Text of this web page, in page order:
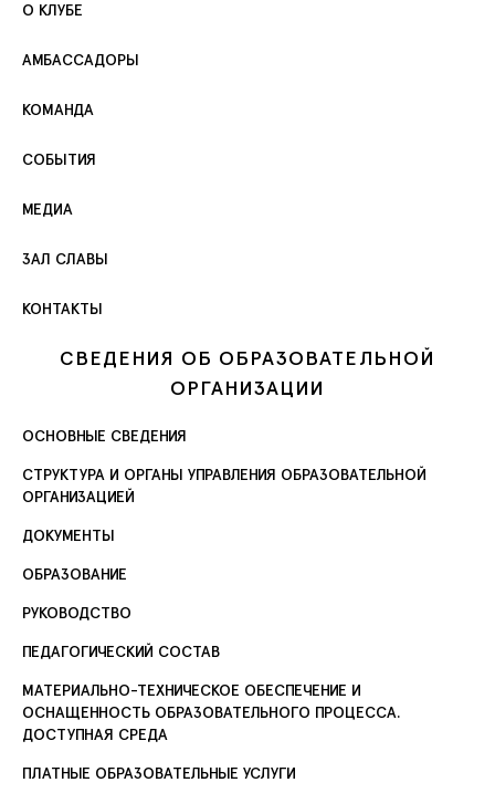
О КЛУБЕ
АМБАССАДОРЫ
КОМАНДА
СОБЫТИЯ
МЕДИА
ЗАЛ СЛАВЫ
КОНТАКТЫ
СВЕДЕНИЯ ОБ ОБРАЗОВАТЕЛЬНОЙ
ОРГАНИЗАЦИИ
ОСНОВНЫЕ СВЕДЕНИЯ
СТРУКТУРА И ОРГАНЫ УПРАВЛЕНИЯ ОБРАЗОВАТЕЛЬНОЙ
ОРГАНИЗАЦИЕЙ
ДОКУМЕНТЫ
ОБРАЗОВАНИЕ
РУКОВОДСТВО
ПЕДАГОГИЧЕСКИЙ СОСТАВ
МАТЕРИАЛЬНО-ТЕХНИЧЕСКОЕ ОБЕСПЕЧЕНИЕ И
ОСНАЩЕННОСТЬ ОБРАЗОВАТЕЛЬНОГО ПРОЦЕССА.
ДОСТУПНАЯ СРЕДА
ПЛАТНЫЕ ОБРАЗОВАТЕЛЬНЫЕ УСЛУГИ